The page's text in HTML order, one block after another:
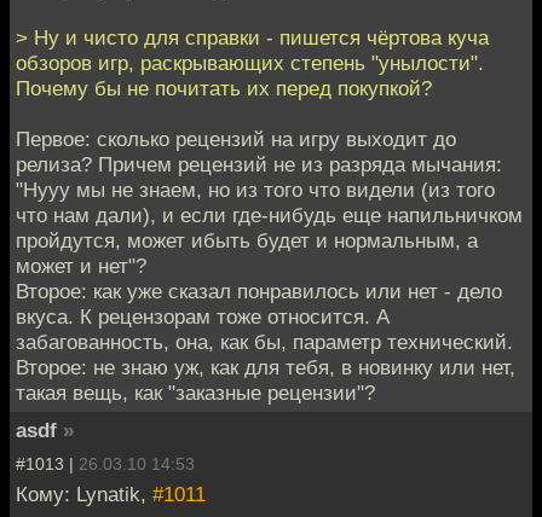
> Ну и чисто для справки - пишется чёртова куча
обзоров игр, раскрывающих степень "унылости".
Почему бы не почитать их перед покупкой?
Первое: сколько рецензий на игру выходит до
релиза? Причем рецензий не из разряда мычания:
"Нууу мы не знаем, но из того что видели (из того
что нам дали), и если где-нибудь еще напильничком
пройдутся, может ибыть будет и нормальным, а
может и нет"?
Второе: как уже сказал понравилось или нет - дело
вкуса. К рецензорам тоже относится. А
забагованность, она, как бы, параметр технический.
Второе: не знаю уж, как для тебя, в новинку или нет,
такая вещь, как "заказные рецензии"?
asdf »
#1013 | 26.03.10 14:53
Кому: Lynatik, #1011